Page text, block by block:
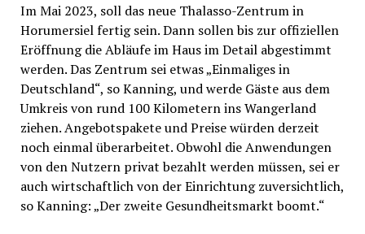
Im Mai 2023, soll das neue Thalasso-Zentrum in
Horumersiel fertig sein. Dann sollen bis zur offiziellen
Eröffnung die Abläufe im Haus im Detail abgestimmt
werden. Das Zentrum sei etwas „Einmaliges in
Deutschland“, so Kanning, und werde Gäste aus dem
Umkreis von rund 100 Kilometern ins Wangerland
ziehen. Angebotspakete und Preise würden derzeit
noch einmal überarbeitet. Obwohl die Anwendungen
von den Nutzern privat bezahlt werden müssen, sei er
auch wirtschaftlich von der Einrichtung zuversichtlich,
so Kanning: „Der zweite Gesundheitsmarkt boomt.“